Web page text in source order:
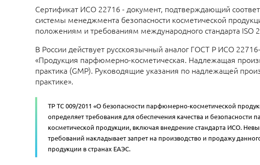
Сертификат ИСО 22716 - документ, подтверждающий
системы менеджмента безопасности косметической
положениям и требованиям международного стандарта ISO
В России действует русскоязычный аналог ГОСТ Р ИСО
«Продукция парфюмерно-косметическая. Надлежащая
практика (GMP). Руководящие указания по надлежащей
практике».
ТР ТС 009/2011 «О безопасности парфюмерно-косметической
определяет требования для обеспечения качества и безопасности
косметической продукции, включая внедрение стандарта ИСО.
требований накладывает запрет на производство и продажу
продукции в странах ЕАЭС.